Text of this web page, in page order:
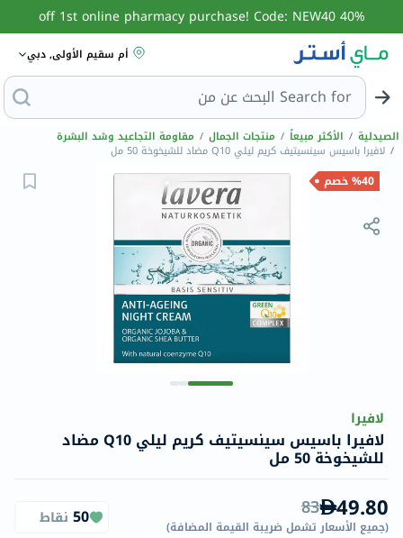
40% off 1st online pharmacy purchase! Code: NEW40
أم سقيم الأولى, دبي
Search for البحث عن منجارو
الصيدلية / الأكثر مبيعاً / منتجات الجمال / مقاومة التجاعيد وشد البشرة
/ لافيرا باسيس سينسيتيف كريم ليلي Q10 مضاد للشيخوخة 50 مل
%40 خصم
لافيرا
لافيرا باسيس سينسيتيف كريم ليلي Q10 مضاد
للشيخوخة 50 مل
49.80
83
(جميع الأسعار تشمل ضريبة القيمة المضافة)
50 نقاط